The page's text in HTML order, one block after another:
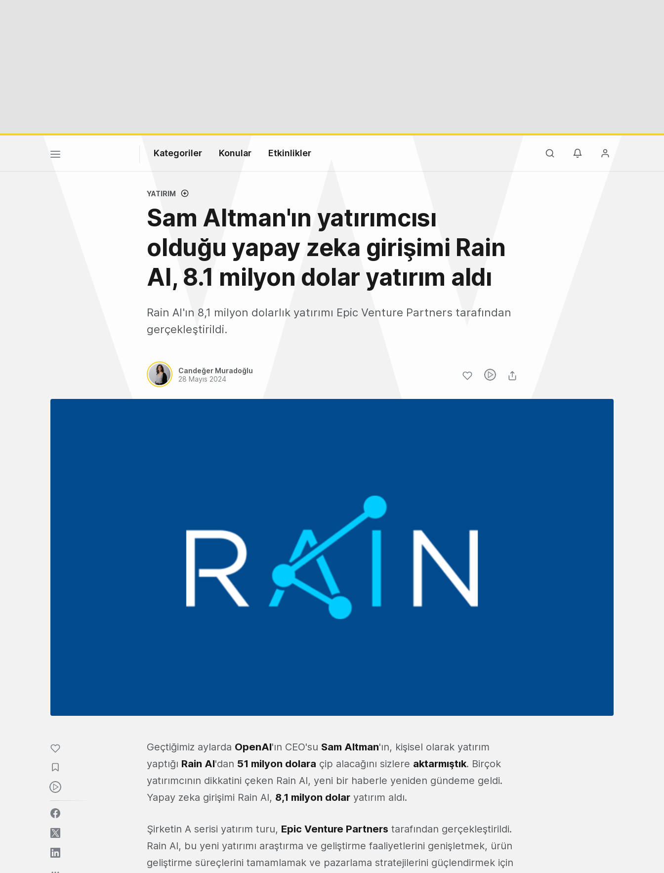
Kategoriler Konular Etkinlikler
YATIRIM
Sam Altman'ın yatırımcısı
olduğu yapay zeka girişimi Rain
AI, 8.1 milyon dolar yatırım aldı
Rain AI'ın 8,1 milyon dolarlık yatırımı Epic Venture Partners tarafından
gerçekleştirildi.
Candeğer Muradoğlu
28 Mayıs 2024
Geçtiğimiz aylarda OpenAI'ın CEO'su Sam Altman'ın, kişisel olarak yatırım
yaptığı Rain AI'dan 51 milyon dolara çip alacağını sizlere aktarmıştık. Birçok
yatırımcının dikkatini çeken Rain AI, yeni bir haberle yeniden gündeme geldi.
Yapay zeka girişimi Rain AI, 8,1 milyon dolar yatırım aldı.
Şirketin A serisi yatırım turu, Epic Venture Partners tarafından gerçekleştirildi.
Rain AI, bu yeni yatırımı araştırma ve geliştirme faaliyetlerini genişletmek, ürün
geliştirme süreçlerini tamamlamak ve pazarlama stratejilerini güçlendirmek için